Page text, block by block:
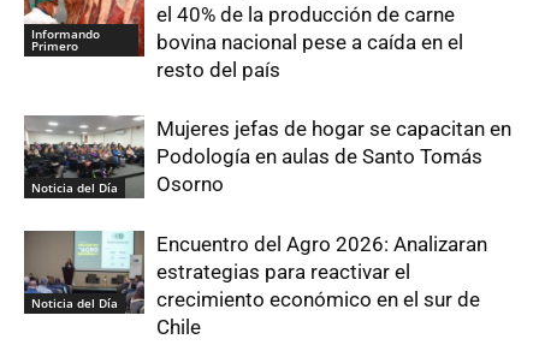
Informando
Primero
el 40% de la producción de carne
bovina nacional pese a caída en el
resto del país
Noticia del Día
Mujeres jefas de hogar se capacitan en
Podología en aulas de Santo Tomás
Osorno
Noticia del Día
Encuentro del Agro 2026: Analizaran
estrategias para reactivar el
crecimiento económico en el sur de
Chile